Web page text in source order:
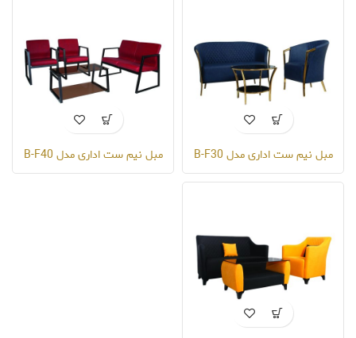
مبل نیم ست اداری مدل B-F30 مبل نیم ست اداری مدل B-F40